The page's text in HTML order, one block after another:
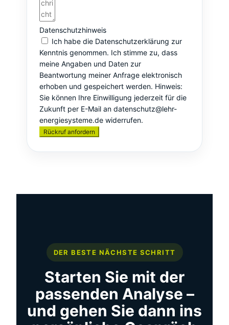
Datenschutzhinweis
Ich habe die Datenschutzerklärung zur
Kenntnis genommen. Ich stimme zu, dass
meine Angaben und Daten zur
Beantwortung meiner Anfrage elektronisch
erhoben und gespeichert werden. Hinweis:
Sie können Ihre Einwilligung jederzeit für die
Zukunft per E-Mail an datenschutz@lehr-
energiesysteme.de widerrufen.
Rückruf anfordern
DER BESTE NÄCHSTE SCHRITT
Starten Sie mit der
passenden Analyse –
und gehen Sie dann ins